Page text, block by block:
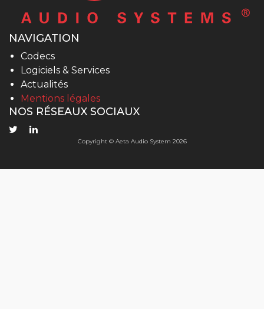
NAVIGATION
Codecs
Logiciels & Services
Actualités
Mentions légales
NOS RÉSEAUX SOCIAUX
Copyright © Aeta Audio System 2026